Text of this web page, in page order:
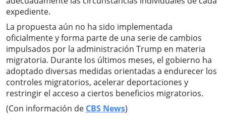
expediente.
La propuesta aún no ha sido implementada
oficialmente y forma parte de una serie de cambios
impulsados por la administración Trump en materia
migratoria. Durante los últimos meses, el gobierno ha
adoptado diversas medidas orientadas a endurecer los
controles migratorios, acelerar deportaciones y
restringir el acceso a ciertos beneficios migratorios.
(Con información de CBS News)